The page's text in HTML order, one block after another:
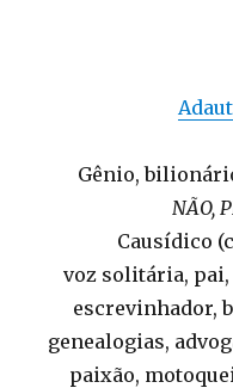
Gênio,
NÃO,
Causídico
voz solitária,
escrevinhador,
genealogias,
paixão,